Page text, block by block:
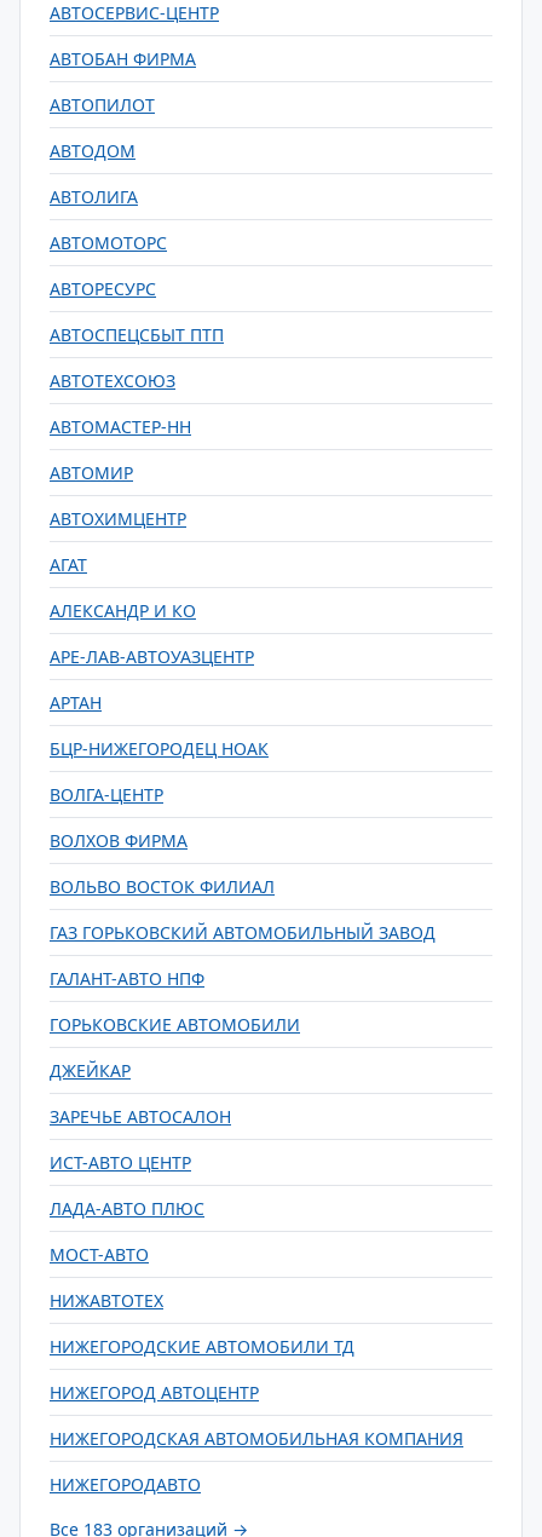
АВТОСЕРВИС-ЦЕНТР
АВТОБАН ФИРМА
АВТОПИЛОТ
АВТОДОМ
АВТОЛИГА
АВТОМОТОРС
АВТОРЕСУРС
АВТОСПЕЦСБЫТ ПТП
АВТОТЕХСОЮЗ
АВТОМАСТЕР-НН
АВТОМИР
АВТОХИМЦЕНТР
АГАТ
АЛЕКСАНДР И КО
АРЕ-ЛАВ-АВТОУАЗЦЕНТР
АРТАН
БЦР-НИЖЕГОРОДЕЦ НОАК
ВОЛГА-ЦЕНТР
ВОЛХОВ ФИРМА
ВОЛЬВО ВОСТОК ФИЛИАЛ
ГАЗ ГОРЬКОВСКИЙ АВТОМОБИЛЬНЫЙ ЗАВОД
ГАЛАНТ-АВТО НПФ
ГОРЬКОВСКИЕ АВТОМОБИЛИ
ДЖЕЙКАР
ЗАРЕЧЬЕ АВТОСАЛОН
ИСТ-АВТО ЦЕНТР
ЛАДА-АВТО ПЛЮС
МОСТ-АВТО
НИЖАВТОТЕХ
НИЖЕГОРОДСКИЕ АВТОМОБИЛИ ТД
НИЖЕГОРОД АВТОЦЕНТР
НИЖЕГОРОДСКАЯ АВТОМОБИЛЬНАЯ КОМПАНИЯ
НИЖЕГОРОДАВТО
Все 183 организаций →